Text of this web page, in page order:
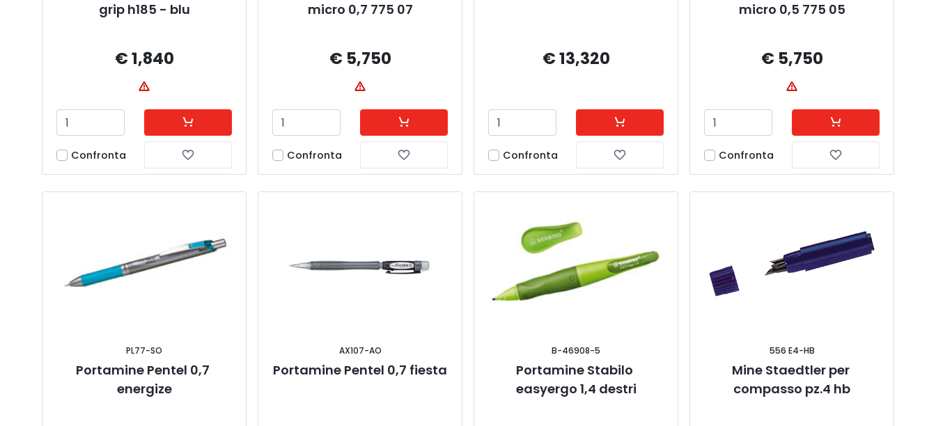
grip h185 - blu
€ 1,840
Confronta
micro 0,7 775 07
€ 5,750
Confronta
€ 13,320
Confronta
micro 0,5 775 05
€ 5,750
Confronta
PL77-SO
Portamine Pentel 0,7
energize
AX107-AO
Portamine Pentel 0,7 fiesta
B-46908-5
Portamine Stabilo
easyergo 1,4 destri
556 E4-HB
Mine Staedtler per
compasso pz.4 hb